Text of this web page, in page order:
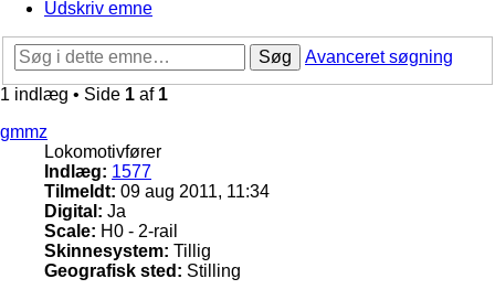
Udskriv emne
Søg
Avanceret søgning
1 indlæg • Side 1 af 1
gmmz
Lokomotivfører
Indlæg: 1577
Tilmeldt: 09 aug 2011, 11:34
Digital: Ja
Scale: H0 - 2-rail
Skinnesystem: Tillig
Geografisk sted: Stilling